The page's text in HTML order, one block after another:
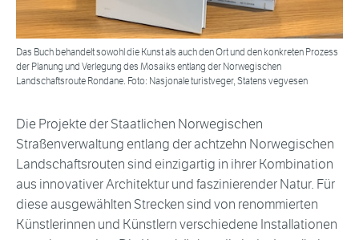
Das Buch behandelt sowohl die Kunst als auch den Ort und den konkreten Prozess
der Planung und Verlegung des Mosaiks entlang der Norwegischen
Landschaftsroute Rondane. Foto: Nasjonale turistveger, Statens vegvesen
Die Projekte der Staatlichen Norwegischen
Straßenverwaltung entlang der achtzehn Norwegischen
Landschaftsrouten sind einzigartig in ihrer Kombination
aus innovativer Architektur und faszinierender Natur. Für
diese ausgewählten Strecken sind von renommierten
Künstlerinnen und Künstlern verschiedene Installationen